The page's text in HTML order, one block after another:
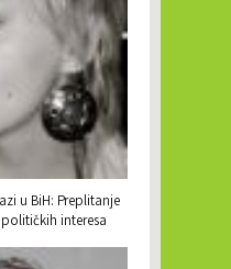
u BiH: Preplitanje
interesa